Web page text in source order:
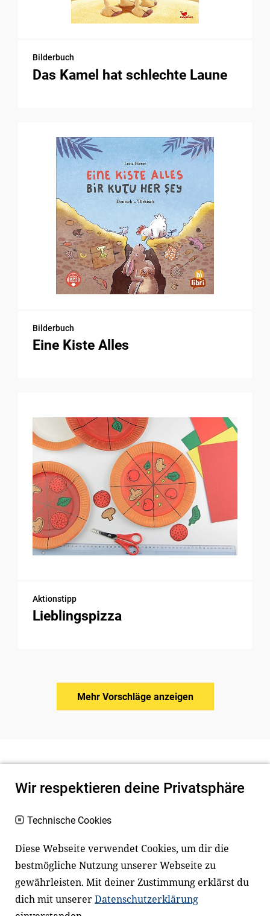
Bilderbuch
Das Kamel hat schlechte Laune
Bilderbuch
Eine Kiste Alles
Aktionstipp
Lieblingspizza
Mehr Vorschläge anzeigen
Newsletter
Facebook LinkedIn
Wir respektieren deine Privatsphäre
Technische Cookies
Diese Webseite verwendet Cookies, um dir die
bestmögliche Nutzung unserer Webseite zu
gewährleisten. Mit deiner Zustimmung erklärst du
dich mit unsererDatenschutzerklärung